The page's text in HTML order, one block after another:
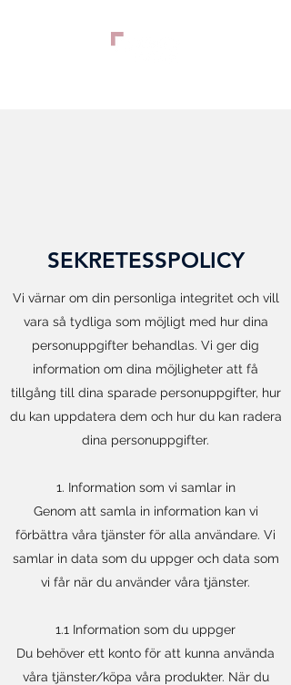
SEKRETESSPOLICY
Vi värnar om din personliga integritet och vill
vara så tydliga som möjligt med hur dina
personuppgifter behandlas. Vi ger dig
information om dina möjligheter att få
tillgång till dina sparade personuppgifter, hur
du kan uppdatera dem och hur du kan radera
dina personuppgifter.
1. Information som vi samlar in
Genom att samla in information kan vi
förbättra våra tjänster för alla användare. Vi
samlar in data som du uppger och data som
vi får när du använder våra tjänster.
1.1 Information som du uppger
Du behöver ett konto för att kunna använda
våra tjänster/köpa våra produkter. När du